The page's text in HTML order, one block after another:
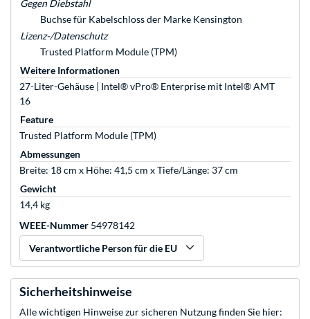
Gegen Diebstahl
Buchse für Kabelschloss der Marke Kensington
Lizenz-/Datenschutz
Trusted Platform Module (TPM)
Weitere Informationen
27-Liter-Gehäuse | Intel® vPro® Enterprise mit Intel® AMT
16
Feature
Trusted Platform Module (TPM)
Abmessungen
Breite: 18 cm x Höhe: 41,5 cm x Tiefe/Länge: 37 cm
Gewicht
14,4 kg
WEEE-Nummer 54978142
Verantwortliche Person für die EU
Sicherheitshinweise
Alle wichtigen Hinweise zur sicheren Nutzung finden Sie hier: